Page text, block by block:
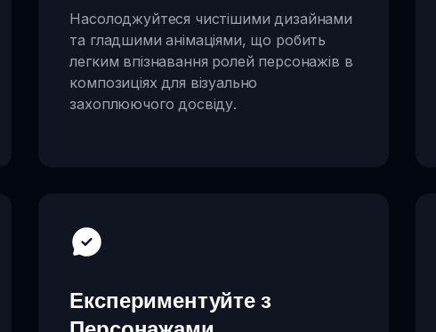
Насолоджуйтеся чистішими дизайнами
та гладшими анімаціями, що робить
легким впізнавання ролей персонажів в
композиціях для візуально
захоплюючого досвіду.
Експериментуйте з